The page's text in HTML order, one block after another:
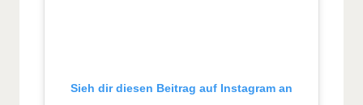
Sieh dir diesen Beitrag auf Instagram an